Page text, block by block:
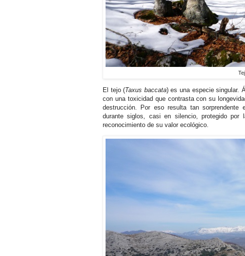
El tejo (Taxus baccata) es una especie singular.
con una toxicidad que contrasta con su
destrucción. Por eso resulta tan sorprendente
durante siglos, casi en silencio, protegido por
reconocimiento de su valor ecológico.